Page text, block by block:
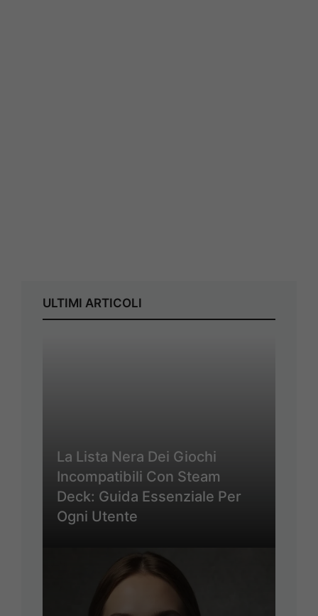
ULTIMI ARTICOLI
La Lista Nera Dei Giochi
Incompatibili Con Steam
Deck: Guida Essenziale Per
Ogni Utente